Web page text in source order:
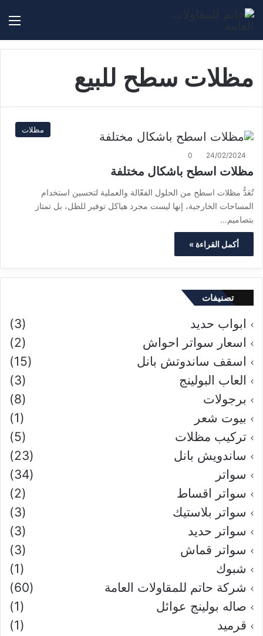
بحث
مظلات سطح للبيع
مظلات
24/02/2024
0
مظلات اسطح باشكال مختلفة
تُعَدُّ مظلات اسطح من الحلول الفعّالة والعملية لتحسين استخدام
المساحات الخارجية، إنها ليست مجرد هياكل توفير للظل، بل تمتاز
بتصاميم…
أكمل القراءة »
تصنيفات
ابواب حديد
(3)
اسعار سواتر احواش
(2)
اسقف ساندوتش بانل
(15)
العاب البولينج
(3)
برجولات
(8)
بيوت شعر
(1)
تركيب مظلات
(5)
ساندويش بانل
(23)
سواتر
(34)
سواتر اقساط
(2)
سواتر بلاستيك
(3)
سواتر حديد
(3)
سواتر قماش
(3)
شبوك
(1)
شركة حاتم للمقاولات العامة
(60)
صاله بولينج عوائل
(1)
قرميد
(1)